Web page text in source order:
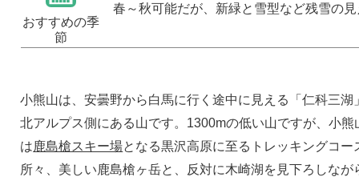
おすすめの季
節
春～秋可能だが、新緑と雪型など残雪の
小熊山は、安曇野から白馬に行く途中に見える「仁科三湖
北アルプス側にある山です。1300mの低い山ですが、小
は鹿島槍スキー場となる黒沢高原に至るトレッキングコ
所々、美しい鹿島槍ヶ岳と、反対に木崎湖を見下ろしなが